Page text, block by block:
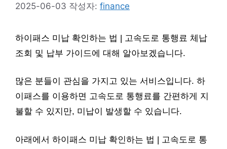
2025-06-03 작성자: finance
하이패스 미납 확인하는 법 | 고속도로 통행료 체납
조회 및 납부 가이드에 대해 알아보겠습니다.
많은 분들이 관심을 가지고 있는 서비스입니다. 하
이패스를 이용하면 고속도로 통행료를 간편하게 지
불할 수 있지만, 미납이 발생할 수 있습니다.
아래에서 하이패스 미납 확인하는 법 | 고속도로 통